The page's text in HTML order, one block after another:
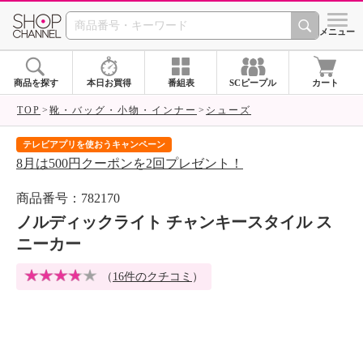
SHOP CHANNEL シメニュー
商品を探す 本日お買得 番組表 SCピープル カート
TOP 靴・バッグ・小物・インナー シューズ
テレビアプリを使おうキャンペーン
8月は500円クーポンを2回プレゼント！
商品番号：782170
ノルディックライト チャンキースタイル ス
ニーカー
（ 16件のクチコミ ）